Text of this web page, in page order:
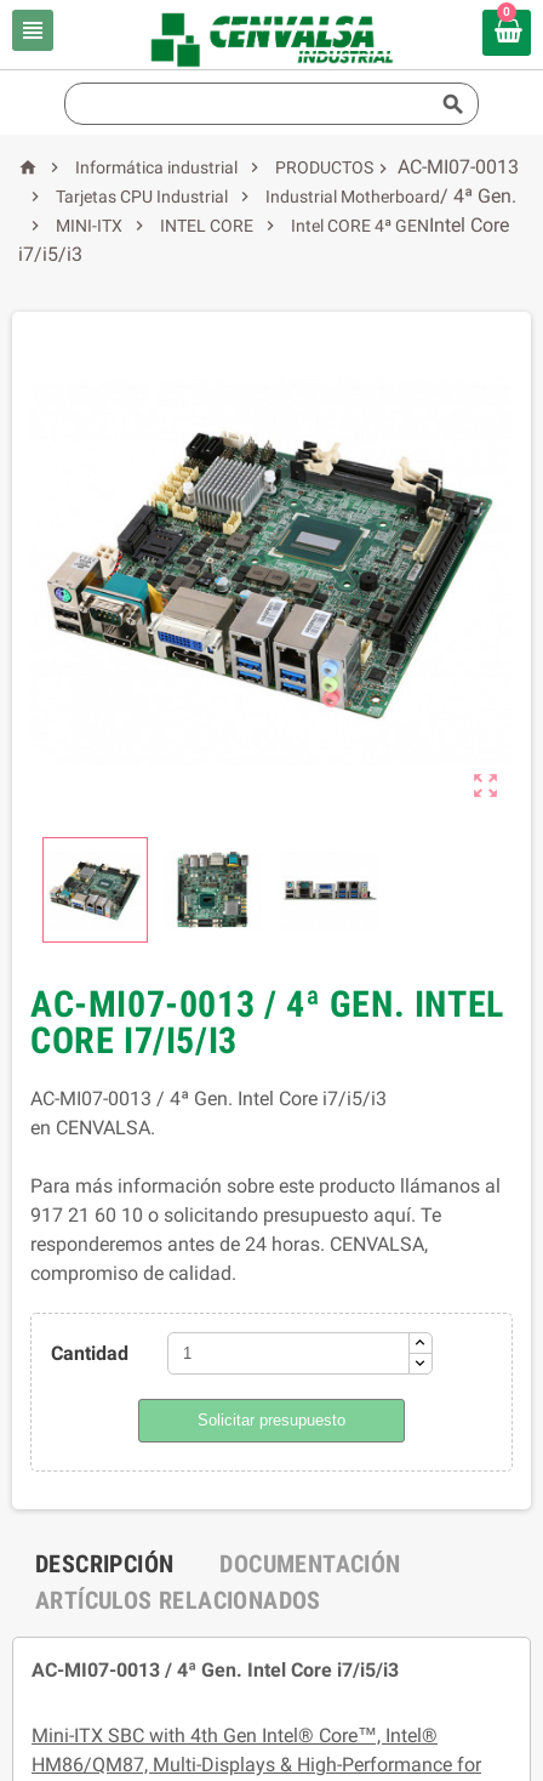

0

  Informática industrial 
PRODUCTOS

Tarjetas CPU Industrial 
Industrial Motherboard

MINI-ITX  INTEL CORE  Intel CORE 4ª GEN
 AC-MI07-0013
/ 4ª Gen.
Intel Core
i7/i5/i3

AC-MI07-0013 / 4ª GEN. INTEL
CORE I7/I5/I3
AC-MI07-0013 / 4ª Gen. Intel Core i7/i5/i3
en CENVALSA.
Para más información sobre este producto llámanos al
917 21 60 10 o solicitando presupuesto aquí. Te
responderemos antes de 24 horas. CENVALSA,
compromiso de calidad.
Cantidad
Solicitar presupuesto
DESCRIPCIÓN
DOCUMENTACIÓN
ARTÍCULOS RELACIONADOS
AC-MI07-0013 / 4ª Gen. Intel Core i7/i5/i3
Mini-ITX SBC with 4th Gen Intel® Core™, Intel®
HM86/QM87, Multi-Displays & High-Performance for